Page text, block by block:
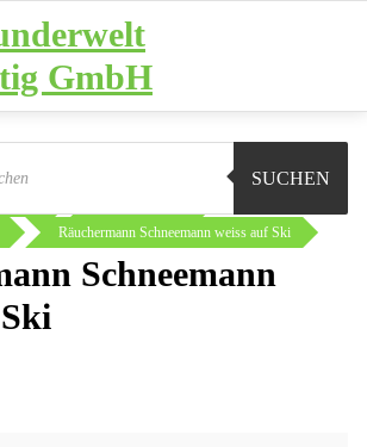
SUCHEN
Räuchermann Schneemann weiss auf Ski
Schneemann